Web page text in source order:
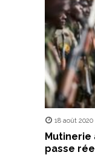
18 août 2020
Mutinerie
passe